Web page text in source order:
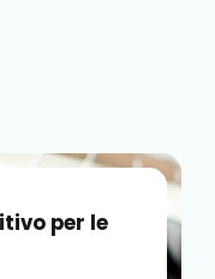
per le